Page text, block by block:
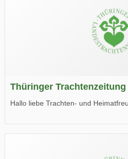
Thüringer Trachtenzeitung
Hallo liebe Trachten- und
Wir wünschen Euch viel Spaß beim